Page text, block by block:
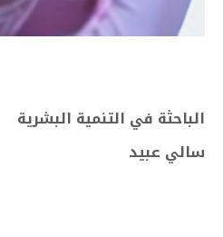
الباحثة في التنمية البشرية
سالي عبيد